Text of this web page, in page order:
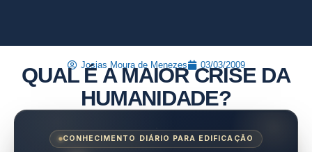
Josias Moura de Menezes 03/03/2009
QUAL É A MAIOR CRISE DA
HUMANIDADE?
CONHECIMENTO DIÁRIO PARA EDIFICAÇÃO